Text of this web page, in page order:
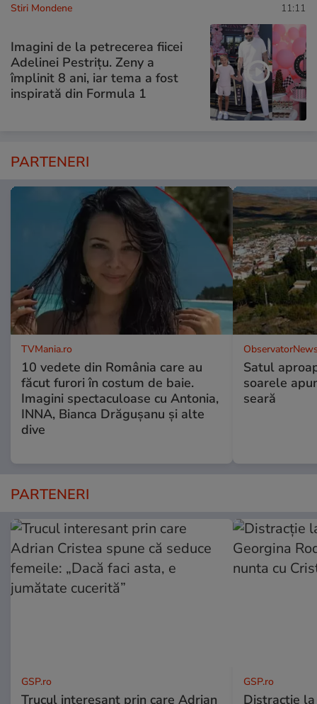
Stiri Mondene 11:11
Imagini de la petrecerea fiicei
Adelinei Pestrițu. Zeny a
împlinit 8 ani, iar tema a fost
inspirată din Formula 1
PARTENERI
TVMania.ro
10 vedete din România care au
făcut furori în costum de baie.
Imagini spectaculoase cu Antonia,
INNA, Bianca Drăgușanu și alte
dive
Satul
soarele
seară
PARTENERI
GSP.ro
Trucul interesant prin care Adrian
GSP.ro
Distracție